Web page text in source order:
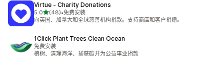
Virtue ‑ Charity Donations
5.0星（满分 5 星）
(48)
总共 48 条评论
•免费安装
向英国、加拿大和全球慈善机构捐款。支持商店和客户捐赠。
1Click Plant Trees Clean Ocean
免费安装
植树、清理海洋、捕获碳并为公益事业捐款